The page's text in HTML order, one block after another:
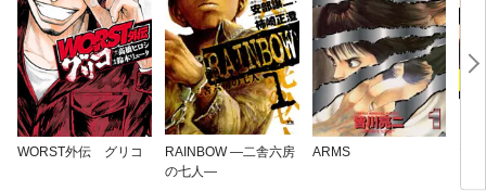
WORST外伝 グリコ
RAINBOW —二舎六房
の七人—
ARMS